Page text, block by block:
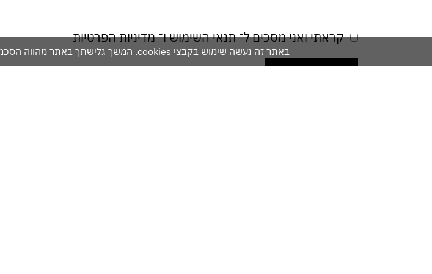
באתר זה נעשה שימוש בקבצי cookies. המשך גלישתך באתר מהווה הסכמה לשימוש זה. למידע נוסף עיין ב
קראתי ואני מסכים ל־תנאי השימושו־ מדיניות הפרטיות